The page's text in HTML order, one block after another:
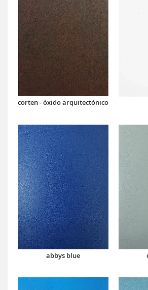
corten - óxido arquitectónico
abbys blue